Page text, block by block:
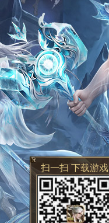
扫一扫 下载游戏